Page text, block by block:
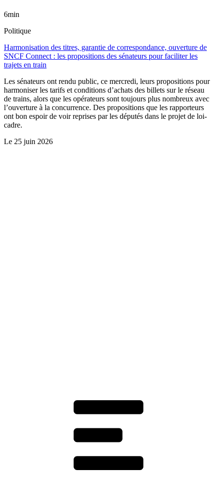
6min
Politique
Harmonisation des titres, garantie de correspondance, ouverture de
SNCF Connect : les propositions des sénateurs pour faciliter les
trajets en train
Les sénateurs ont rendu public, ce mercredi, leurs propositions pour
harmoniser les tarifs et conditions d’achats des billets sur le réseau
de trains, alors que les opérateurs sont toujours plus nombreux avec
l’ouverture à la concurrence. Des propositions que les rapporteurs
ont bon espoir de voir reprises par les députés dans le projet de loi-
cadre.
Le 25 juin 2026